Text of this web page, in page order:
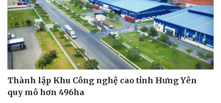
Thành lập Khu Công nghệ cao tỉnh Hưng Yên
quy mô hơn 496ha